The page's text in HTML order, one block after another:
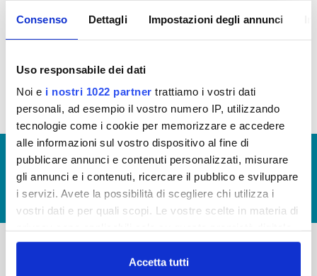
Consenso Dettagli Impostazioni degli annunci
Uso responsabile dei dati
Noi e i nostri 1022 partner trattiamo i vostri dati
personali, ad esempio il vostro numero IP, utilizzando
tecnologie come i cookie per memorizzare e accedere
alle informazioni sul vostro dispositivo al fine di
pubblicare annunci e contenuti personalizzati, misurare
gli annunci e i contenuti, ricercare il pubblico e sviluppare
i servizi. Avete la possibilità di scegliere chi utilizza i
vostri dati e per quali scopi. Le vostre scelte in materia di
in cui avete effettuato le vostre scelte. È possibile
modificare o revocare il proprio consenso in qualsiasi
Accetta tutti
documentazione)
© Copyright 2017 - 2026
GLOSSARIO
GIUDICA IL SERVIZIO
LAVORA CON NOI
-